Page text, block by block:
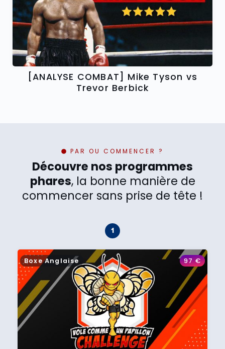
[ANALYSE COMBAT] Mike Tyson vs
Trevor Berbick
PAR OU COMMENCER ?
Découvre nos programmes
phares, la bonne manière de
commencer sans prise de tête !
Boxe Anglaise 97€